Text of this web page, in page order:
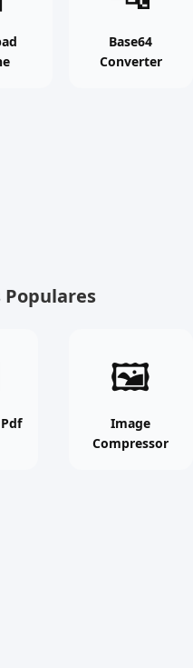
Base64
Converter
free
tool
🖼
Image
Compressor
free
tool